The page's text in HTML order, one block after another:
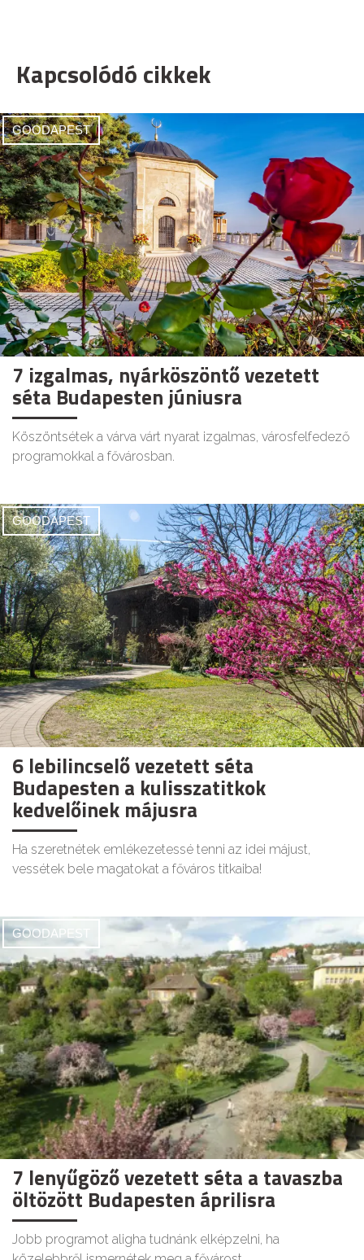
Kapcsolódó cikkek
GOODAPEST
7 izgalmas, nyárköszöntő vezetett
séta Budapesten júniusra
Köszöntsétek a várva várt nyarat izgalmas, városfelfedező
programokkal a fővárosban.
GOODAPEST
6 lebilincselő vezetett séta
Budapesten a kulisszatitkok
kedvelőinek májusra
Ha szeretnétek emlékezetessé tenni az idei májust,
vessétek bele magatokat a főváros titkaiba!
GOODAPEST
7 lenyűgöző vezetett séta a tavaszba
öltözött Budapesten áprilisra
Jobb programot aligha tudnánk elképzelni, ha